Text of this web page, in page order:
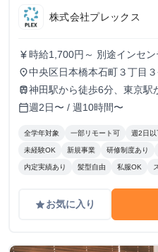
株式会社プレックス
currency_yen 時給1,700円～ 別途インセン
place中央区日本橋本石町３丁目
train神田駅から徒歩6分、東京駅
calendar_today週2日〜 / 週10時間〜
全学年対象 一部リモート可 週2日以
未経験OK 新規事業 研修制度あり
内定実績あり 髪型自由 私服OK
gradeお気に入り